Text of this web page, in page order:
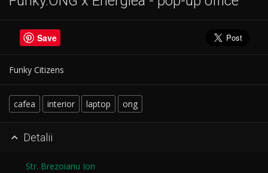
Save
Funky Citizens
cafea interior laptop ong
 Detalii
Str. Brezoianu Ion